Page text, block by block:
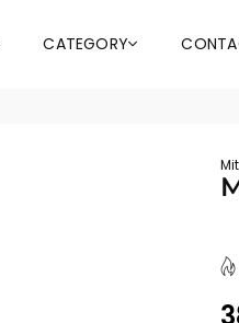
CATEGORY